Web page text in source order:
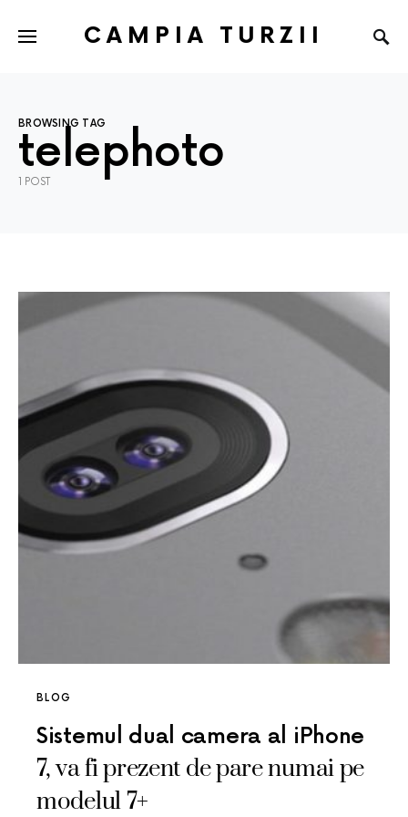
CAMPIA TURZII
BROWSING TAG
telephoto
1 POST
BLOG
Sistemul dual camera al iPhone
7, va fi prezent de pare numai pe
modelul 7+